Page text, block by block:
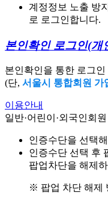
계정정보 노출 방
로 로그인합니다.
본인확인 로그인(개
본인확인을 통한 로그
(단, 서울시 통합회원 가
이용안내
일반·어린이·외국인회원
인증수단을 선택
인증수단 선택 후
팝업차단을 해제
※ 팝업 차단 해제